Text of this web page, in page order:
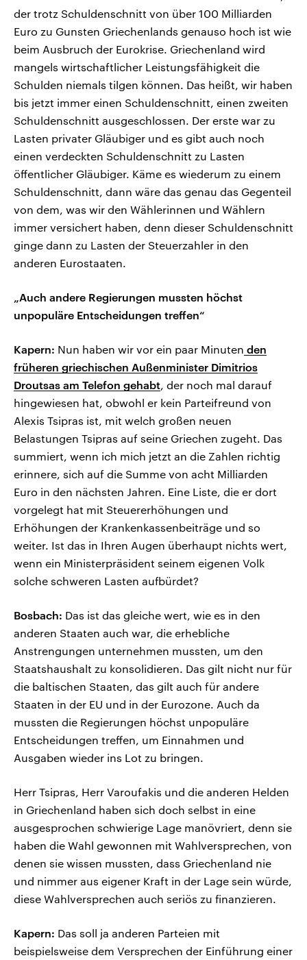
der trotz Schuldenschnitt von über 100 Milliarden
Euro zu Gunsten Griechenlands genauso hoch ist wie
beim Ausbruch der Eurokrise. Griechenland wird
mangels wirtschaftlicher Leistungsfähigkeit die
Schulden niemals tilgen können. Das heißt, wir haben
bis jetzt immer einen Schuldenschnitt, einen zweiten
Schuldenschnitt ausgeschlossen. Der erste war zu
Lasten privater Gläubiger und es gibt auch noch
einen verdeckten Schuldenschnitt zu Lasten
öffentlicher Gläubiger. Käme es wiederum zu einem
Schuldenschnitt, dann wäre das genau das Gegenteil
von dem, was wir den Wählerinnen und Wählern
immer versichert haben, denn dieser Schuldenschnitt
ginge dann zu Lasten der Steuerzahler in den
anderen Eurostaaten.
„Auch andere Regierungen mussten höchst
unpopuläre Entscheidungen treffen“
Kapern: Nun haben wir vor ein paar Minuten den
früheren griechischen Außenminister Dimitrios
Droutsas am Telefon gehabt, der noch mal darauf
hingewiesen hat, obwohl er kein Parteifreund von
Alexis Tsipras ist, mit welch großen neuen
Belastungen Tsipras auf seine Griechen zugeht. Das
summiert, wenn ich mich jetzt an die Zahlen richtig
erinnere, sich auf die Summe von acht Milliarden
Euro in den nächsten Jahren. Eine Liste, die er dort
vorgelegt hat mit Steuererhöhungen und
Erhöhungen der Krankenkassenbeiträge und so
weiter. Ist das in Ihren Augen überhaupt nichts wert,
wenn ein Ministerpräsident seinem eigenen Volk
solche schweren Lasten aufbürdet?
Bosbach: Das ist das gleiche wert, wie es in den
anderen Staaten auch war, die erhebliche
Anstrengungen unternehmen mussten, um den
Staatshaushalt zu konsolidieren. Das gilt nicht nur für
die baltischen Staaten, das gilt auch für andere
Staaten in der EU und in der Eurozone. Auch da
mussten die Regierungen höchst unpopuläre
Entscheidungen treffen, um Einnahmen und
Ausgaben wieder ins Lot zu bringen.
Herr Tsipras, Herr Varoufakis und die anderen Helden
in Griechenland haben sich doch selbst in eine
ausgesprochen schwierige Lage manövriert, denn sie
haben die Wahl gewonnen mit Wahlversprechen, von
denen sie wissen mussten, dass Griechenland nie
und nimmer aus eigener Kraft in der Lage sein würde,
diese Wahlversprechen auch seriös zu finanzieren.
Kapern: Das soll ja anderen Parteien mit
beispielsweise dem Versprechen der Einführung einer